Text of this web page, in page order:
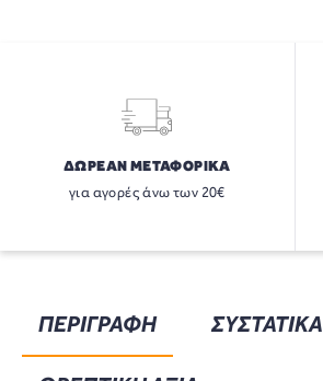
ΔΩΡΕΑΝ ΜΕΤΑΦΟΡΙΚΑ
για αγορές άνω των 20€
ΠΕΡΙΓΡΑΦΗ
ΣΥΣΤΑΤΙΚΑ